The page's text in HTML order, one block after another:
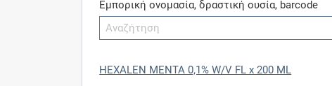
Εμπορική ονομασία, δραστική ουσία, barcode
HEXALEN MENTA 0,1% W/V FL x 200 ML